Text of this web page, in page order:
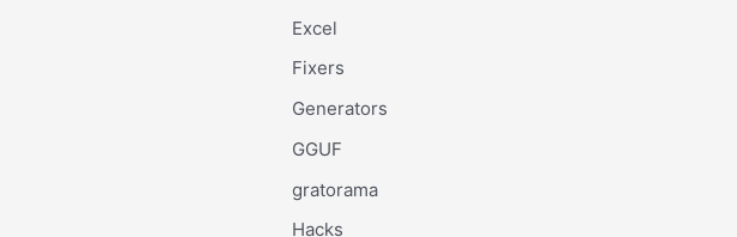
Excel
Fixers
Generators
GGUF
gratorama
Hacks